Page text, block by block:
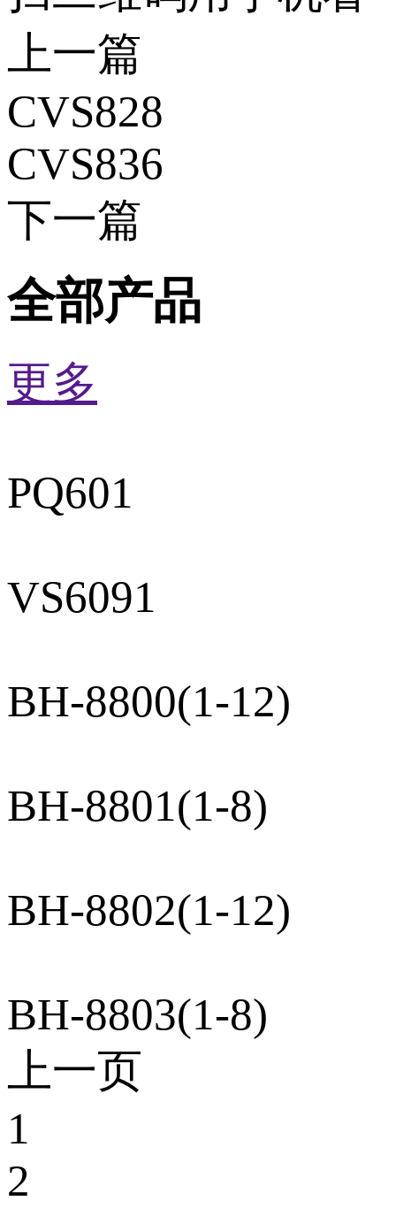
上一篇
CVS828
CVS836
下一篇
全部产品
更多
PQ601
VS6091
BH-8800(1-12)
BH-8801(1-8)
BH-8802(1-12)
BH-8803(1-8)
上一页
1
2